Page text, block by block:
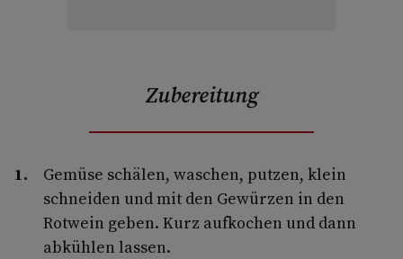
Zubereitung
Gemüse schälen, waschen, putzen, klein
schneiden und mit den Gewürzen in den
Rotwein geben. Kurz aufkochen und dann
abkühlen lassen.